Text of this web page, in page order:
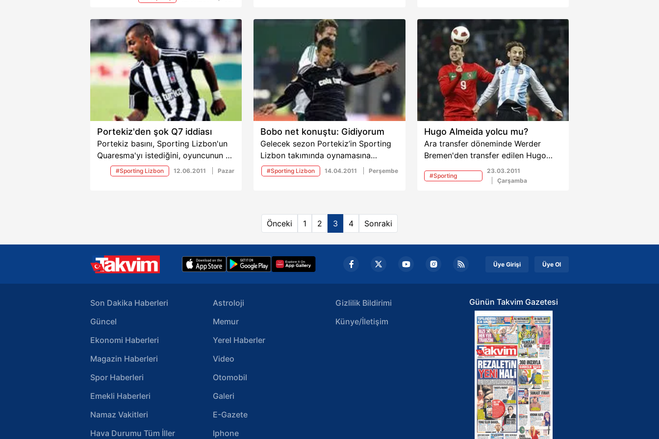
için 6 milyon euro ile Vukçeviç'i
önerdiği, iki yıl içinde satılması
durumunda da alınan paranın yüzde
50'sini Kartal'a vermeyi teklif ettiği
belirtildi.
Portekiz'den şok Q7 iddiası
Portekiz basını, Sporting Lizbon'un
Quaresma'yı istediğini, oyuncunun da
sıcak baktığını yazdı...
#Sporting Lizbon 12.06.2011 Pazar
Bobo net konuştu: Gidiyorum
Gelecek sezon Portekiz’in Sporting
Lizbon takımında oynamasına
neredeyse kesin gözüyle bakılan
Bobo, ülkenin en büyük spor
#Sporting Lizbon 14.04.2011 Perşembe
Hugo Almeida yolcu mu?
Ara transfer döneminde Werder
Bremen'den transfer edilen Hugo
Almeida'nın bu sözleri ne anlama
geliyor?
#Sporting
23.03.2011
Çarşamba
Önceki 1 2 3 4 Sonraki
Üye Girişi Üye Ol
Son Dakika Haberleri
Güncel
Ekonomi Haberleri
Magazin Haberleri
Spor Haberleri
Emekli Haberleri
Namaz Vakitleri
Hava Durumu Tüm İller
Astroloji
Memur
Yerel Haberler
Video
Otomobil
Galeri
E-Gazete
Iphone
Gizlilik Bildirimi
Künye/İletişim
Günün Takvim Gazetesi